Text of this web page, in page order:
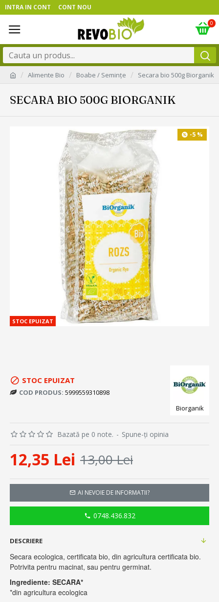
INTRA IN CONT CONT NOU
0
Alimente Bio Boabe / Semințe Secara bio 500g Biorganik
SECARA BIO 500G BIORGANIK
-5 %
STOC EPUIZAT
STOC EPUIZAT
COD PRODUS: 5999559310898
Biorganik
Bazată pe 0 note. - Spune-ţi opinia
12,35 Lei 13,00 Lei
AI NEVOIE DE INFORMATII?
0748.436.832
DESCRIERE
Secara ecologica, certificata bio, din agricultura certificata bio.
Potrivita pentru macinat, sau pentru germinat.
Ingrediente: SECARA*
*din agricultura ecologica